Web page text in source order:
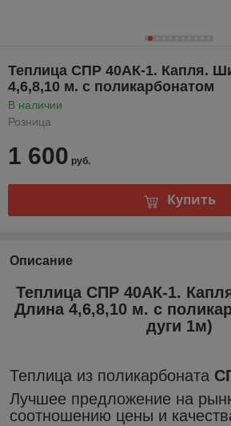
Теплица СПР 40АК-1. Капля.
4,6,8,10 м. с поликарбонатом
В наличии
Розница
1 600 руб.
Купить
Описание
Теплица СПР 40АК-1.
Длина 4,6,8,10 м. с
дуги 1м)
Теплица из поликарбоната
Лучшее предложение на
соотношению цены и